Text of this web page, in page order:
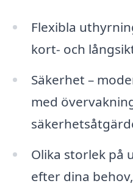
Flexibla
kort- och
Säkerhet –
med
Olika storlek på
efter dina